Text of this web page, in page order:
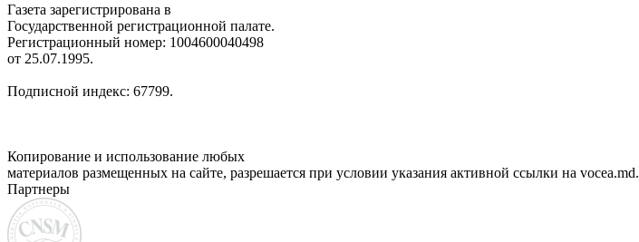
Газета зарегистрирована в
Государственной регистрационной палате.
Регистрационный номер: 1004600040498
от 25.07.1995.
Подписной индекс: 67799.
Копирование и использование любых
материалов размещенных на сайте, разрешается при условии указания активной ссылки на vocea.md.
Партнеры